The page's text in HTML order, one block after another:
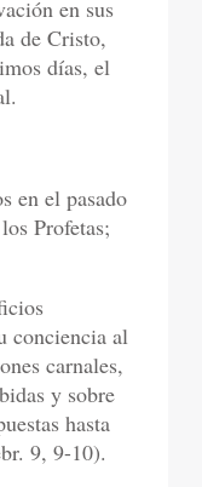
en sus
de Cristo,
días, el
en el pasado
Profetas;
conciencia al
carnales,
y sobre
hasta
9, 9-10).